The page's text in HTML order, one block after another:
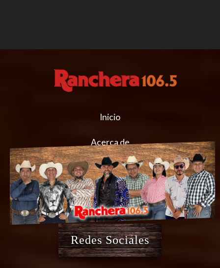
Inicio
Acerca de
Redes Sociales